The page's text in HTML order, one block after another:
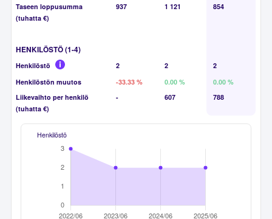
Taseen loppusumma
(tuhatta €)
937 1 121 854
HENKILÖSTÖ (1-4)
Henkilöstö 2 2
2
Henkilöstön muutos
-33.33 % 0.00 %
0.00 %
Liikevaihto per henkilö
(tuhatta €)
- 607 788
Henkilöstö